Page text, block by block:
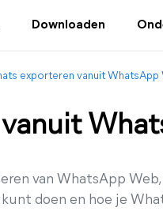
Downloaden
exporteren vanuit WhatsApp
van WhatsApp
doen en hoe je